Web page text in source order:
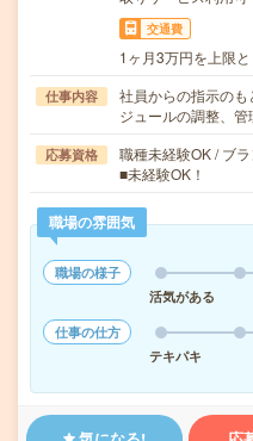
交通費
1ヶ月3万円を上限
仕事内容
社員からの指示の
ジュールの調整、
応募資格
職種未経験OK / ブ
■未経験OK！
職場の雰囲気
職場の様子
活気がある
仕事の仕方
テキパキ